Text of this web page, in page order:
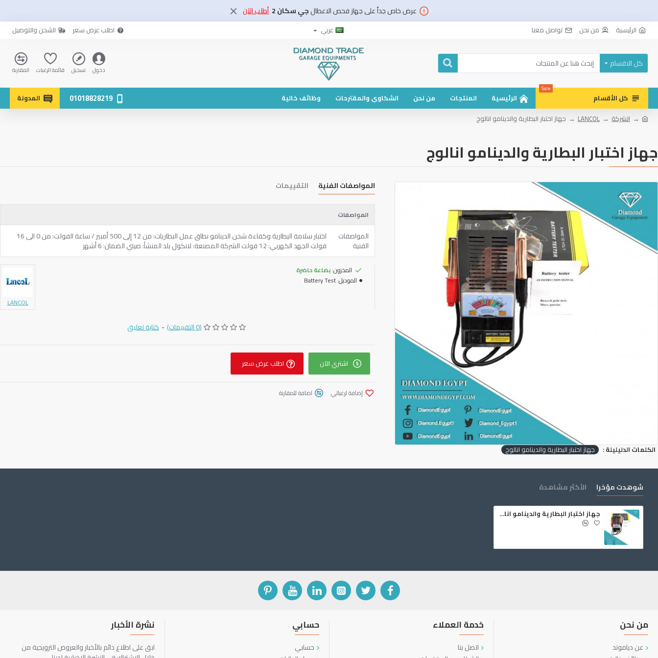
عرض خاص جداً على جهاز فحص الاعطالجي سكان 2 أطلب الآن
الرئيسية من نحن تواصل معنا عربي اطلب عرض سعر الشحن والتوصيل
كل الاقسام
دخول تسجيل قائمة الرغبات المقارنة
كل الأقسام
Sale
الرئيسية المنتجات من نحن الشكاوي والمقترحات وظائف خالية 01018828219
المدونة
الشركة
LANCOL جهاز اختبار البطارية والدينامو انالوج
جهاز اختبار البطارية والدينامو انالوج
المواصفات الفنية التقييمات
المواصفات
المواصفات
الفنية
اختبار سلامة البطارية وكفاءة شحن الدينامو نطاق عمل البطاريات: من 12 إلى 500 أمبير / ساعة الفولت: من 0 الى 16
فولت الجهد الكهربي: 12 فولت الشركة المصنعة: لانكول بلد المنشأ: صيني الضمان: 6 أشهر
المخزون:بضاعة حاضرة
الموديل:Battery Test
LANCOL
(0 التقييمات) - كتابة تعليق
اشتري الآن اطلب عرض سعر
إضافة لرغباتي اضافة للمقارنة
الكلمات الدليليلة : جهاز اختبار البطارية والدينامو انالوج
شوهدت مؤخرا الأكثر مشاهدة
جهاز اختبار البطارية والدينامو انالوج
من نحن
عن دياموند
خدمة العملاء
اتصل بنا
حسابي
حسابي
نشرة الأخبار
ابق على اطلاع دائم بالأخبار والعروض الترويجية من